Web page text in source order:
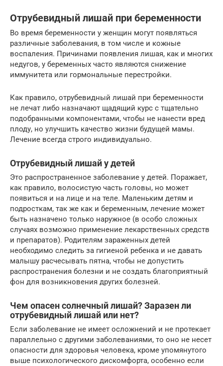
Отрубевидный лишай при беременности
Во время беременности у женщин могут появляться
различные заболевания, в том числе и кожные
воспаления. Причинами появления лишая, как и многих
недугов, у беременных часто являются снижение
иммунитета или гормональные перестройки.
Как правило, отрубевидный лишай при беременности
не лечат либо назначают щадящий курс с тщательно
подобранными компонентами, чтобы не нанести вред
плоду, но улучшить качество жизни будущей мамы.
Лечение всегда строго индивидуально.
Отрубевидный лишай у детей
Это распространенное заболевание у детей. Поражает,
как правило, волосистую часть головы, но может
появиться и на лице и на теле. Маленьким детям и
подросткам, так же как и беременным, лечение может
быть назначено только наружное (в особо сложных
случаях возможно применение лекарственных средств
и препаратов). Родителям зараженных детей
необходимо следить за гигиеной ребенка и не давать
малышу расчесывать пятна, чтобы не допустить
распространения болезни и не создать благоприятный
фон для возникновения других болезней.
Чем опасен солнечный лишай? Заразен ли
отрубевидный лишай или нет?
Если заболевание не имеет осложнений и не протекает
параллельно с другими заболеваниями, то оно не несет
опасности для здоровья человека, кроме упомянутого
выше психологического дискомфорта, особенно если